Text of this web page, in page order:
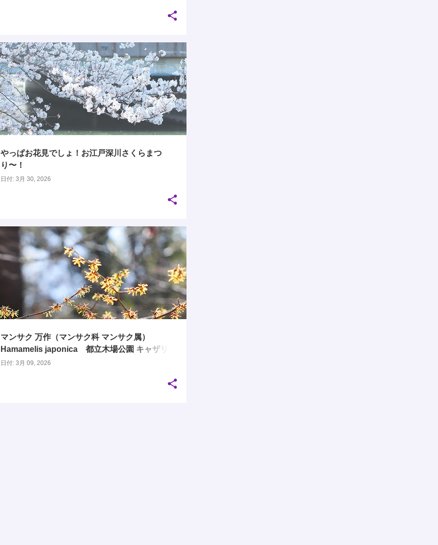
やっぱお花見でしょ！お江戸深川さくらまつ
り〜！
日付: 3月 30, 2026
サクラ属
マンサク 万作（マンサク科 マンサク属）
Hamamelis japonica 都立木場公園 キャザリア
ビオガーデン 江東区
日付: 3月 09, 2026
03月 ギャザリアビオガーデン マンサク科
花木見本園 +
木場公園